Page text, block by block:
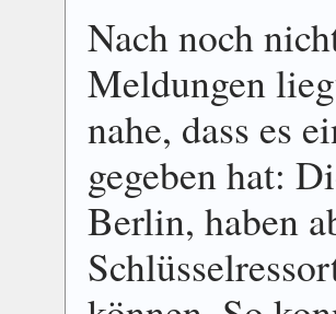
Nach noch
Meldungen
nahe, dass es
gegeben hat:
Berlin, haben